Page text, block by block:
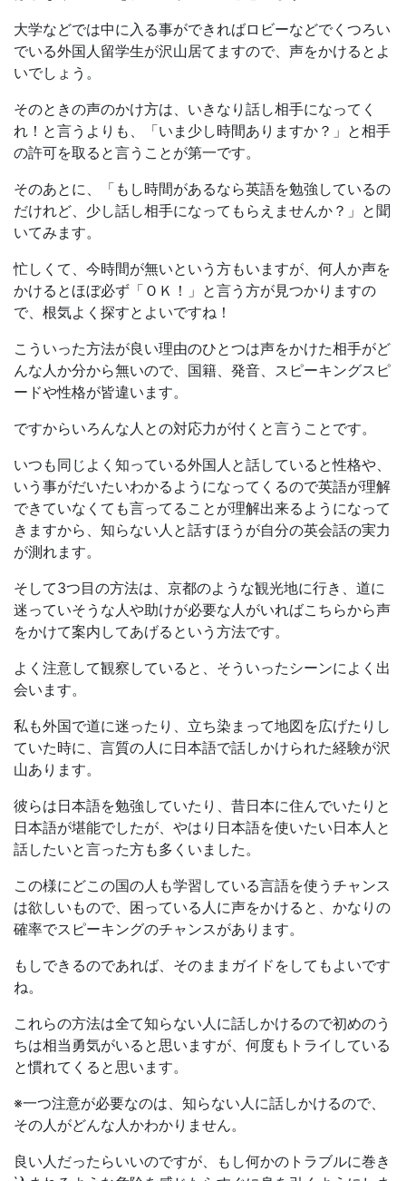
大学などでは中に入る事ができればロビーなどでくつろい
でいる外国人留学生が沢山居てますので、声をかけるとよ
いでしょう。
そのときの声のかけ方は、いきなり話し相手になってく
れ！と言うよりも、「いま少し時間ありますか？」と相手
の許可を取ると言うことが第一です。
そのあとに、「もし時間があるなら英語を勉強しているの
だけれど、少し話し相手になってもらえませんか？」と聞
いてみます。
忙しくて、今時間が無いという方もいますが、何人か声を
かけるとほぼ必ず「ＯＫ！」と言う方が見つかりますの
で、根気よく探すとよいですね！
こういった方法が良い理由のひとつは声をかけた相手がど
んな人か分から無いので、国籍、発音、スピーキングスピ
ードや性格が皆違います。
ですからいろんな人との対応力が付くと言うことです。
いつも同じよく知っている外国人と話していると性格や、
いう事がだいたいわかるようになってくるので英語が理解
できていなくても言ってることが理解出来るようになって
きますから、知らない人と話すほうが自分の英会話の実力
が測れます。
そして3つ目の方法は、京都のような観光地に行き、道に
迷っていそうな人や助けが必要な人がいればこちらから声
をかけて案内してあげるという方法です。
よく注意して観察していると、そういったシーンによく出
会います。
私も外国で道に迷ったり、立ち染まって地図を広げたりし
ていた時に、言質の人に日本語で話しかけられた経験が沢
山あります。
彼らは日本語を勉強していたり、昔日本に住んでいたりと
日本語が堪能でしたが、やはり日本語を使いたい日本人と
話したいと言った方も多くいました。
この様にどこの国の人も学習している言語を使うチャンス
は欲しいもので、困っている人に声をかけると、かなりの
確率でスピーキングのチャンスがあります。
もしできるのであれば、そのままガイドをしてもよいです
ね。
これらの方法は全て知らない人に話しかけるので初めのう
ちは相当勇気がいると思いますが、何度もトライしている
と慣れてくると思います。
※一つ注意が必要なのは、知らない人に話しかけるので、
その人がどんな人かわかりません。
良い人だったらいいのですが、もし何かのトラブルに巻き